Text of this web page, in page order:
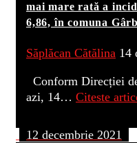
mai mare rată a
6,86, în comuna
Săplăcan Cătălina 14
Conform Direcției
azi, 14… Citeste
12 decembrie 2021